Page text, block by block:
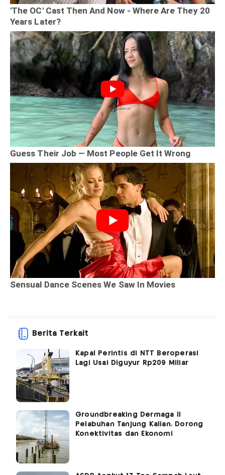
Berita Terkait
Kapal Perintis di NTT Beroperasi
Lagi Usai Diguyur Rp209 Miliar
Groundbreaking Dermaga II
Pelabuhan Tanjung Kalian, Dorong
Konektivitas dan Ekonomi